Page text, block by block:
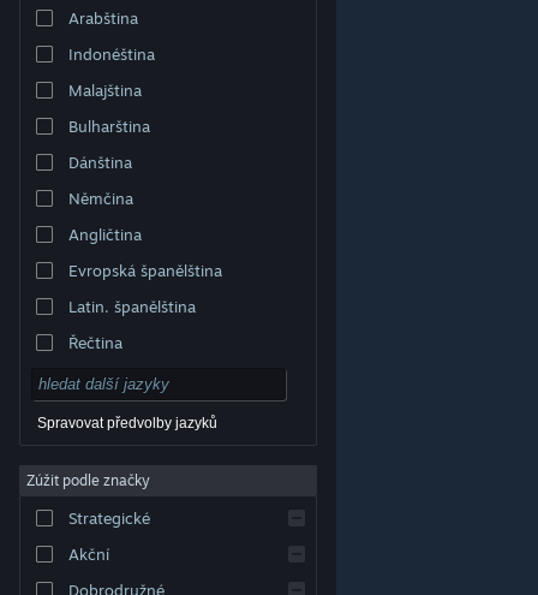
© Valve Corporation. Všechna práva vyhrazena.
příslušných subjektů v USA a dalších zemích.
Smlouva o užívání služby Steam
Cookies
Arabština
Indonéština
Malajština
Bulharština
Dánština
Němčina
Angličtina
Evropská španělština
Latin. španělština
Řečtina
Spravovat předvolby jazyků
Zúžit podle značky
Strategické
Akční
Dobrodružné